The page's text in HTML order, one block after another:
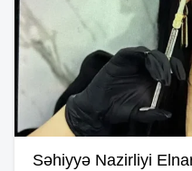
Səhiyyə Nazirliyi